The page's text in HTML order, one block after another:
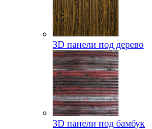
3D панели под дерево
3D панели под бамбук